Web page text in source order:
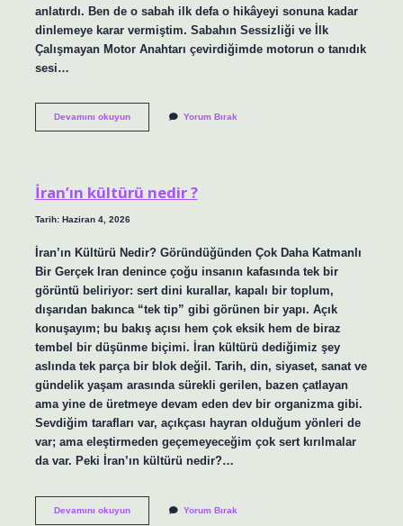
anlatırdı. Ben de o sabah ilk defa o hikâyeyi sonuna kadar
dinlemeye karar vermiştim. Sabahın Sessizliği ve İlk
Çalışmayan Motor Anahtarı çevirdiğimde motorun o tanıdık
sesi…
Devamını okuyunKaportanın
altında
Yorum Bırak
İran’ın kültürü nedir ?
Tarih: Haziran 4, 2026
İran’ın Kültürü Nedir? Göründüğünden Çok Daha Katmanlı
Bir Gerçek Iran denince çoğu insanın kafasında tek bir
görüntü beliriyor: sert dini kurallar, kapalı bir toplum,
dışarıdan bakınca “tek tip” gibi görünen bir yapı. Açık
konuşayım; bu bakış açısı hem çok eksik hem de biraz
tembel bir düşünme biçimi. İran kültürü dediğimiz şey
aslında tek parça bir blok değil. Tarih, din, siyaset, sanat ve
gündelik yaşam arasında sürekli gerilen, bazen çatlayan
ama yine de üretmeye devam eden dev bir organizma gibi.
Sevdiğim tarafları var, açıkçası hayran olduğum yönleri de
var; ama eleştirmeden geçemeyeceğim çok sert kırılmalar
da var. Peki İran’ın kültürü nedir?…
Devamını okuyunİran’ın
Yorum Bırak